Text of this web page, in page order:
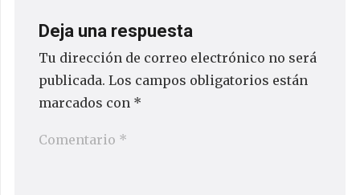
Deja una respuesta
Tu dirección de correo electrónico no será
publicada. Los campos obligatorios están
marcados con *